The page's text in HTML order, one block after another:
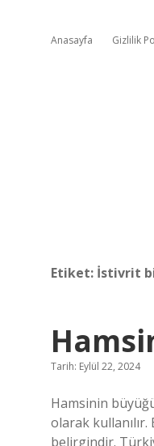
Anasayfa Gizlilik
Etiket: İstivrit
Tarih: Eylül 22, 2024
Hamsinin
olarak
belirgindir.